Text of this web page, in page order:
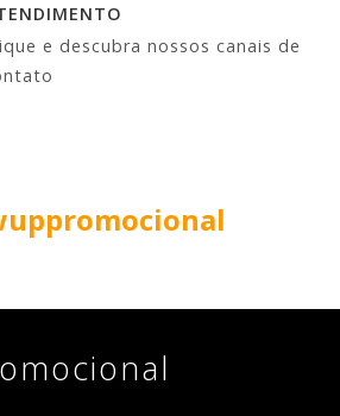
e descubra nossos canais de